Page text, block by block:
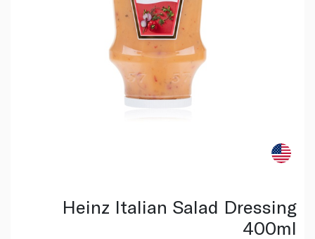
Heinz Italian Salad Dressing
400ml